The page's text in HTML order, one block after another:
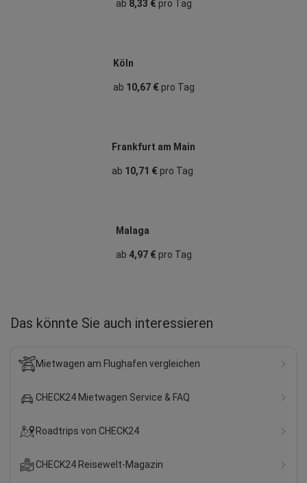
ab 8,33 €pro Tag
Köln
ab 10,67 €pro Tag
Frankfurt am Main
ab 10,71 € pro Tag
Malaga
ab 4,97 €pro Tag
Das könnte Sie auch interessieren
Mietwagen am Flughafen vergleichen
CHECK24 Mietwagen Service & FAQ
Roadtrips von CHECK24
CHECK24 Reisewelt-Magazin